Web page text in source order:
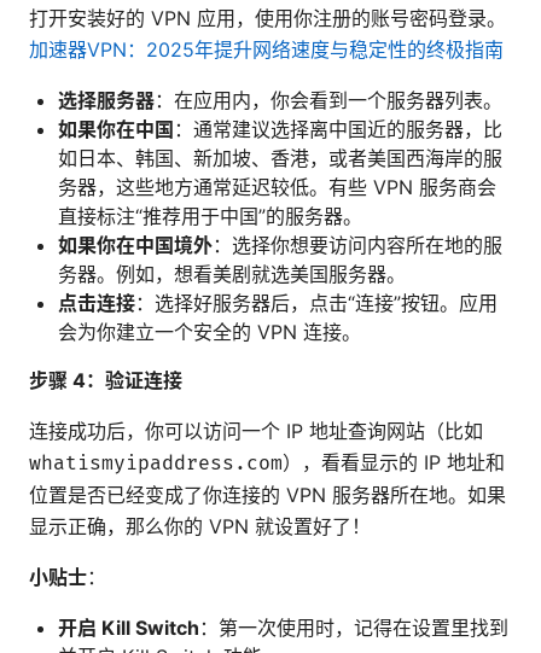
打开安装好的 VPN 应用，使用你注册的账号密码登录。
加速器VPN：2025年提升网络速度与稳定性的终极指南
选择服务器：在应用内，你会看到一个服务器列表。
如果你在中国 ：通常建议选择离中国近的服务器，比
如日本、韩国、新加坡、香港，或者美国西海岸的服
务器，这些地方通常延迟较低。有些 VPN 服务商会
直接标注“推荐用于中国”的服务器。
如果你在中国境外：选择你想要访问内容所在地的服
务器。例如，想看美剧就选美国服务器。
点击连接：选择好服务器后，点击“连接”按钮。应用
会为你建立一个安全的 VPN 连接。
步骤 4：验证连接
连接成功后，你可以访问一个 IP 地址查询网站（比如
whatismyipaddress.com），看看显示的 IP 地址和
位置是否已经变成了你连接的 VPN 服务器所在地。如果
显示正确，那么你的 VPN 就设置好了！
小贴士：
开启 Kill Switch ：第一次使用时，记得在设置里找到